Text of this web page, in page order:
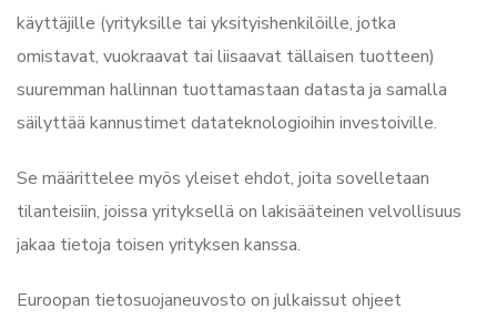
käyttäjille (yrityksille tai yksityishenkilöille, jotka
omistavat, vuokraavat tai liisaavat tällaisen tuotteen)
suuremman hallinnan tuottamastaan datasta ja samalla
säilyttää kannustimet datateknologioihin investoiville.
Se määrittelee myös yleiset ehdot, joita sovelletaan
tilanteisiin, joissa yrityksellä on lakisääteinen velvollisuus
jakaa tietoja toisen yrityksen kanssa.
Euroopan tietosuojaneuvosto on julkaissut ohjeet